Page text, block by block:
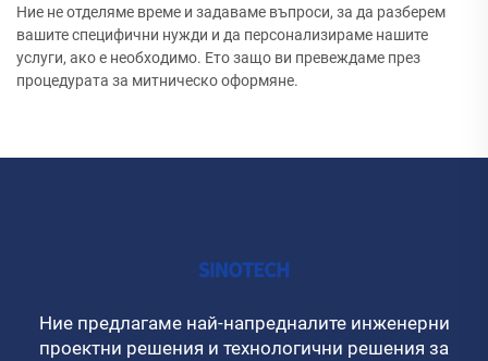
Ние не отделяме време и задаваме въпроси, за да разберем
вашите специфични нужди и да персонализираме нашите
услуги, ако е необходимо. Ето защо ви превеждаме през
процедурата за митническо оформяне.
Ние предлагаме най-напредналите инженерни
проектни решения и технологични решения за